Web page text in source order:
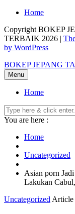
Skip
content
Home
Copyright BOKEP
TERBAIK 2026 |
by WordPress
BOKEP JEPANG
Menu
Home
You are here :
Home
Uncategorized
Asian porn
Lakukan
Uncategorized Article